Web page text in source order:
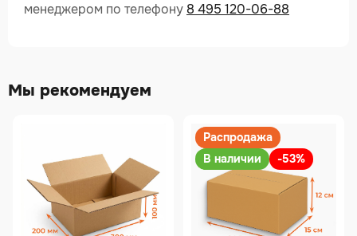
менеджером по телефону 8 495 120-06-88
Мы рекомендуем
Распродажа
В наличии
-53%